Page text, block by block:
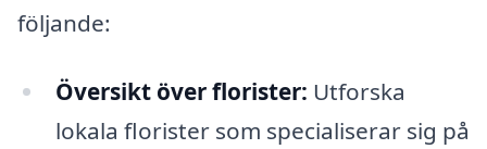
följande:
Översikt över florister: Utforska
lokala florister som specialiserar sig på